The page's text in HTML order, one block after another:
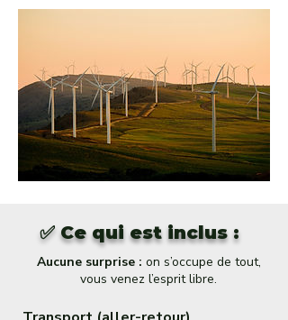
✅ Ce qui est inclus :
Aucune surprise : on s’occupe de tout,
vous venez l’esprit libre.